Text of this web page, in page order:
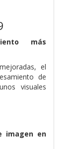
más
el
de
visuales
imagen en